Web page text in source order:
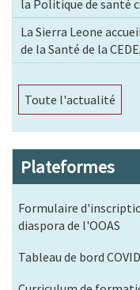
la Politique de santé
La Sierra Leone
de la Santé de la
Toute l'actualité
Plateformes
Formulaire
diaspora de l'OOAS
Tableau de bord